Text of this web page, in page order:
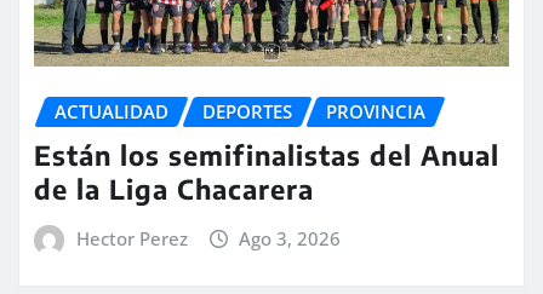
ACTUALIDAD DEPORTES PROVINCIA
Están los semifinalistas del Anual
de la Liga Chacarera
Hector Perez Ago 3, 2026